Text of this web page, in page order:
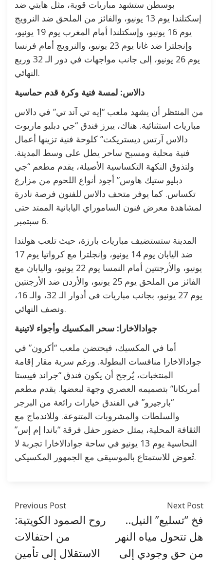
بوسطن ستشهد مباريات قوية، مثل هايتي ضد
إسكتلندا يوم 13 يونيو، والفائز من الملحق ضد النرويج
يوم 16 يونيو، وإسكتلندا أمام المغرب يوم 19 يونيو،
وإنجلترا ضد غانا يوم 23 يونيو، والنرويج أمام فرنسا
يوم 26 يونيو، إلى جانب مواجهات في دور الـ 32 وربع
النهائي.
دالاس: لمسة فنية وكرة قدم حماسية
من المنتظر أن يشهد ملعب “إيه تي آند تي” في دالاس
مباريات استثنائية. هناك، يبرز فندق “جي دبليو ماريوت
دالاس آرتس ديستريكت” كلوحة فنية تزينها أعمال
فنية محلية ومسبح ساحر يطل على وسط المدينة.
ولتذوق النكهة التكساسية الأصيلة، يقدم مطعم “جي
دبليو ستيك هاوس” أجود أنواع اللحوم من مزارع
تكساس. كما يوفر متحف دالاس للفنون فرصة نادرة
لمشاهدة معرض فنون الساموراي اليابانية الممتد حتى
6 سبتمبر.
المدينة ستستضيف مباريات بارزة، حيث تلعب هولندا
ضد اليابان يوم 14 يونيو، وإنجلترا مع كرواتيا يوم 17
يونيو، والأرجنتين أمام النمسا يوم 22 يونيو، واليابان مع
الفائز من الملحق يوم 25 يونيو، والأردن ضد الأرجنتين
يوم 27 يونيو، بجانب مباريات في أدوار الـ 32، والـ 16،
ونصف النهائي.
جوادالاخارا: سحر المكسيك وأجواء لاتينية
أما في المكسيك، فيحتضن ملعب “أكرون” في
جوادالاخارا منافسات البطولة. ورغم سرية مقار إقامة
المنتخبات، يُرجح أن يكون فندق “جراند فييستا
أمريكانا” بتصميمه العصري وجهة لبعضها. يقدم مطعم
“بارجيرو” في الفندق خيارات رائعة من البرجر
والسلطات والمشروبات المتنوعة. وللاندماج مع
الثقافة المحلية، يمثل حضور حفل فرقة “باندا إم إس”
النحاسية يوم 13 يونيو في ساحة جوادالاخارا تجربة لا
تُعوض للاستمتاع بالموسيقى مع الجمهور المكسيكي.
Previous Post
روح الصمود الكويتية:
من احتفالات
الاستقلال إلى تأمين
Next Post
فخ “تسليع” النيل..
هل تتحول مياه النهر
من حق وجودي إلى